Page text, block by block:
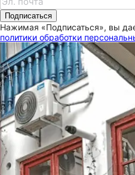
Подписаться
Нажимая «Подписаться», вы
политики обработки